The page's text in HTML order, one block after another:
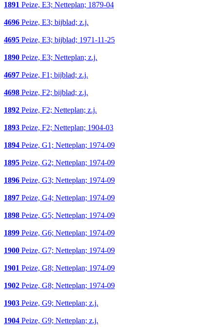
1891 Peize, E3; Netteplan; 1879-04
4696 Peize, E3; bijblad; z.j.
4695 Peize, E3; bijblad; 1971-11-25
1890 Peize, E3; Netteplan; z.j.
4697 Peize, F1; bijblad; z.j.
4698 Peize, F2; bijblad; z.j.
1892 Peize, F2; Netteplan; z.j.
1893 Peize, F2; Netteplan; 1904-03
1894 Peize, G1; Netteplan; 1974-09
1895 Peize, G2; Netteplan; 1974-09
1896 Peize, G3; Netteplan; 1974-09
1897 Peize, G4; Netteplan; 1974-09
1898 Peize, G5; Netteplan; 1974-09
1899 Peize, G6; Netteplan; 1974-09
1900 Peize, G7; Netteplan; 1974-09
1901 Peize, G8; Netteplan; 1974-09
1902 Peize, G8; Netteplan; 1974-09
1903 Peize, G9; Netteplan; z.j.
1904 Peize, G9; Netteplan; z.j.